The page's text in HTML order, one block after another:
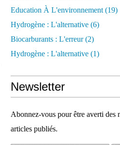
Education À L'environnement (19)
Hydrogène : L'alternative (6)
Biocarburants : L'erreur(2)
Hydrogène : L'alternative (1)
Newsletter
Abonnez-vous pour être averti des
articles publiés.